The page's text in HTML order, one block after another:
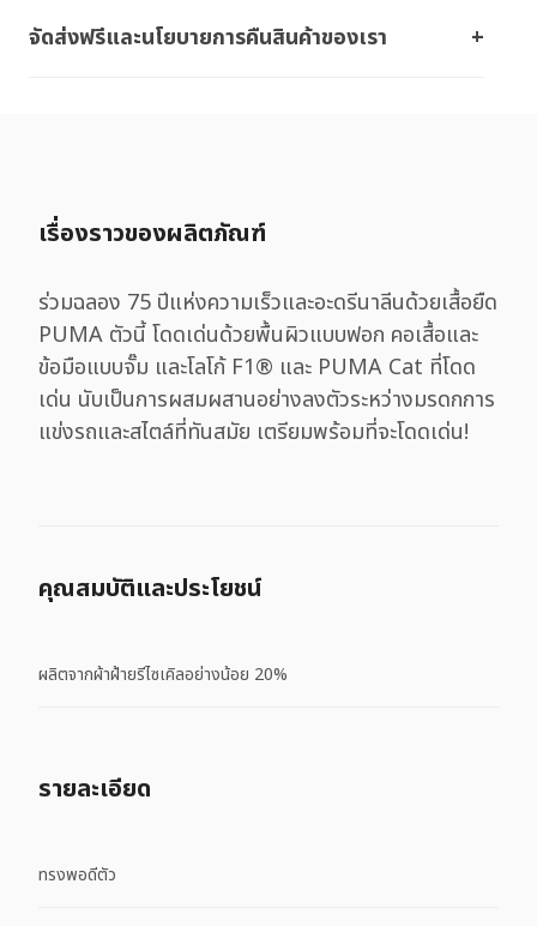
จัดส่งฟรีและนโยบายการคืนสินค้าของเรา
เรื่องราวของผลิตภัณฑ์
ร่วมฉลอง 75 ปีแห่งความเร็วและอะดรีนาลีนด้วยเสื้อยืด
PUMA ตัวนี้ โดดเด่นด้วยพื้นผิวแบบฟอก คอเสื้อและ
ข้อมือแบบจั๊ม และโลโก้ F1® และ PUMA Cat ที่โดด
เด่น นับเป็นการผสมผสานอย่างลงตัวระหว่างมรดกการ
แข่งรถและสไตล์ที่ทันสมัย เตรียมพร้อมที่จะโดดเด่น!
คุณสมบัติและประโยชน์
ผลิตจากผ้าฝ้ายรีไซเคิลอย่างน้อย 20%
รายละเอียด
ทรงพอดีตัว